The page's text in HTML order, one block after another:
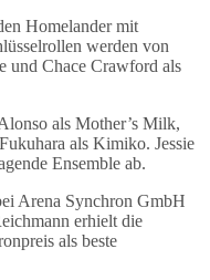
Homelander mit
werden von
und Chace Crawford als
als Mother’s Milk,
als Kimiko. Jessie
Ensemble ab.
Arena Synchron GmbH
erhielt die
als beste